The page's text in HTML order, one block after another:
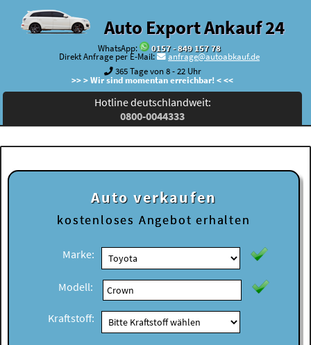
Auto Export Ankauf 24
WhatsApp:
0157 - 849 157 78
Direkt Anfrage per E-Mail:
anfrage@autoabkauf.de
365 Tage von 8 - 22 Uhr
>> > Wir sind momentan erreichbar! < <<
Hotline deutschlandweit:
0800-0044333
Auto verkaufen
kostenloses Angebot erhalten
Marke:
Modell:
Kraftstoff: